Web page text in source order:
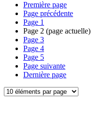
Première page
Page précédente
Page 1
Page 2 (page actuelle)
Page 3
Page 4
Page 5
Page suivante
Dernière page